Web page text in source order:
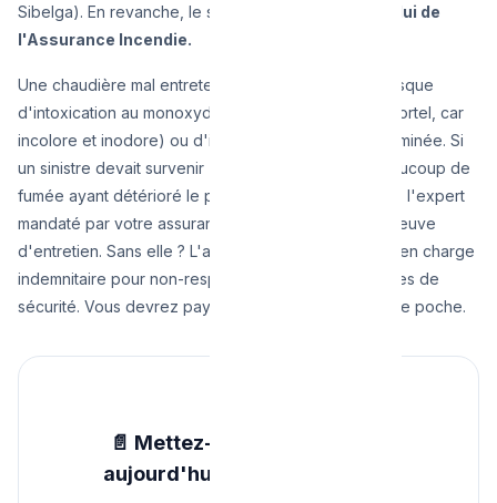
Sibelga). En revanche, le spectre plane ailleurs :
Celui de
l'Assurance Incendie.
Une chaudière mal entretenue génère un très fort risque
d'intoxication au monoxyde de carbone (souvent mortel, car
incolore et inodore) ou d'incendie de toiture et cheminée. Si
un sinistre devait survenir (même bénin, comme beaucoup de
fumée ayant détérioré le parquet de votre location), l'expert
mandaté par votre assurance exigera la dernière preuve
d'entretien. Sans elle ? L'assureur annulera sa prise en charge
indemnitaire pour non-respect des obligations légales de
sécurité. Vous devrez payer tous les dégâts de votre poche.
📄 Mettez-vous en règle dès
aujourd'hui (Certificat Inclus)